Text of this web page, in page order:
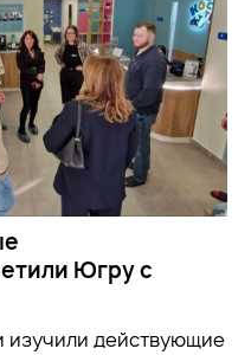
Югру с
изучили действующие